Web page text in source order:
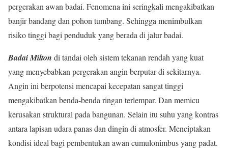
pergerakan awan badai. Fenomena ini seringkali mengakibatkan
banjir bandang dan pohon tumbang. Sehingga menimbulkan
risiko tinggi bagi penduduk yang berada di jalur badai.
Badai Milton di tandai oleh sistem tekanan rendah yang kuat
yang menyebabkan pergerakan angin berputar di sekitarnya.
Angin ini berpotensi mencapai kecepatan sangat tinggi
mengakibatkan benda-benda ringan terlempar. Dan memicu
kerusakan struktural pada bangunan. Selain itu suhu yang kontras
antara lapisan udara panas dan dingin di atmosfer. Menciptakan
kondisi ideal bagi pembentukan awan cumulonimbus yang padat.